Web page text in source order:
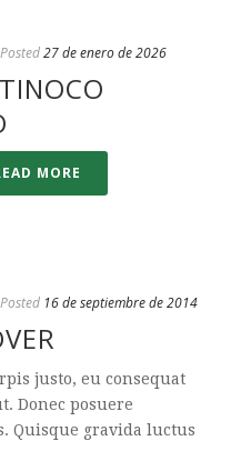
Posted27 de enero de 2026
MORE
Posted 16 de septiembre de 2014
justo, eu consequat
Donec posuere
Quisque gravida luctus